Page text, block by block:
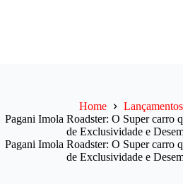
Home
Lançamentos
Pagani Imola Roadster: O Super carro
de Exclusividade e
Pagani Imola Roadster: O Super carro
de Exclusividade e